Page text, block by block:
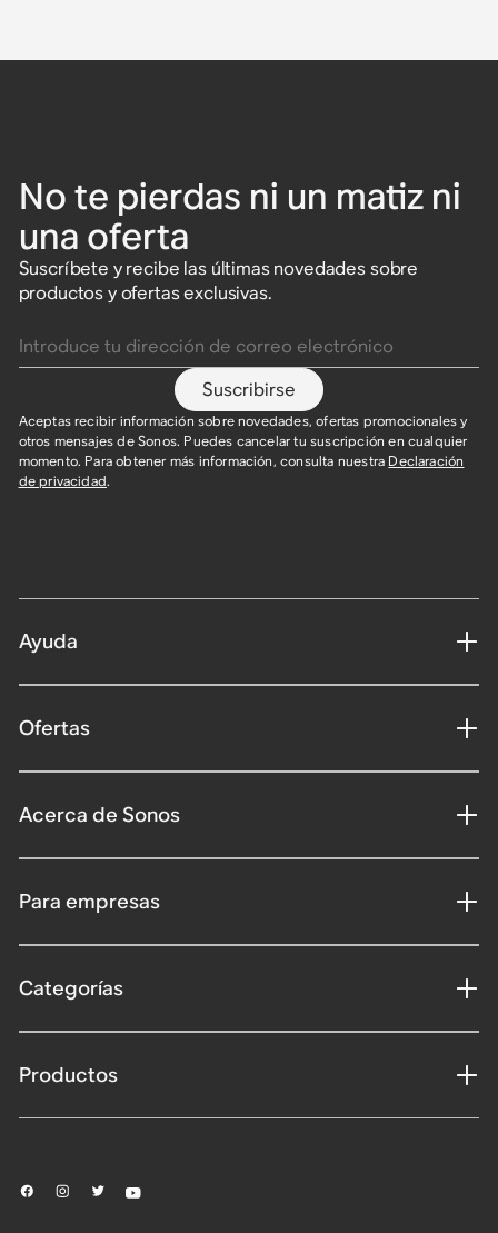
No te pierdas ni un matiz ni
una oferta
Suscríbete y recibe las últimas novedades sobre
productos y ofertas exclusivas.
Suscribirse
Aceptas recibir información sobre novedades, ofertas promocionales y
otros mensajes de Sonos. Puedes cancelar tu suscripción en cualquier
momento. Para obtener más información, consulta nuestra Declaración
de privacidad.
Ayuda
Ofertas
Acerca de Sonos
Para empresas
Categorías
Productos